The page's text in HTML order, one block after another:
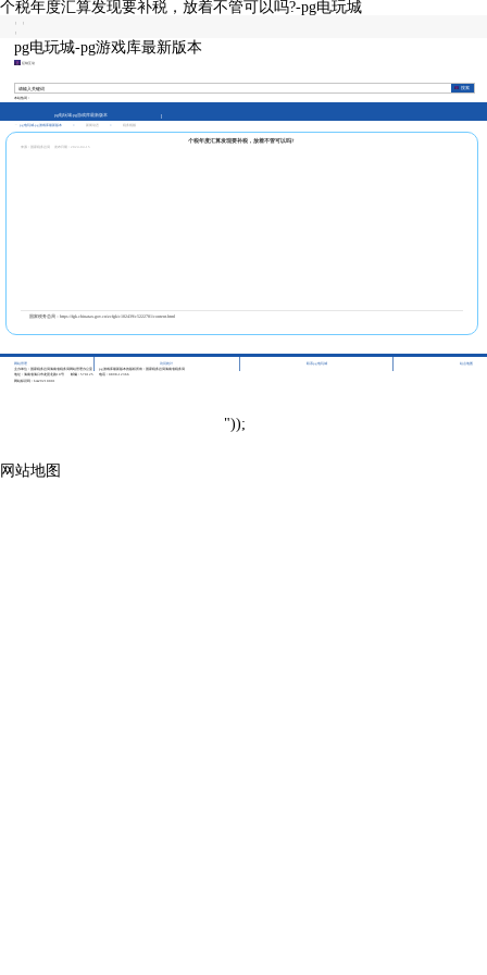
个税年度汇算发现要补税，放着不管可以吗?-pg电玩城
| |
|
pg电玩城-pg游戏库最新版本
征纳互动
本站热词：
pg电玩城-pg游戏库最新版本
pg电玩城-pg游戏库最新版本 新闻动态
个税年度汇算发现要补税，放着不管可以吗?
来源：国家税务总局 发布日期：2024-04-15
国家税务总局：https://fgk.chinatax.gov.cn/zcfgk/c102439/c5222781/content.html
网站管理 | 访问统计 联系pg电玩城
站点地图
主办单位：国家税务总局海南省税务局网站管理办公室
pg游戏库最新版本的版权所有：国家税务总局海南省税务局
地址：海南省海口市龙昆北路10号
邮编：570125
电话：0898-12366
网站标识码：bm29210001
"));
网站地图